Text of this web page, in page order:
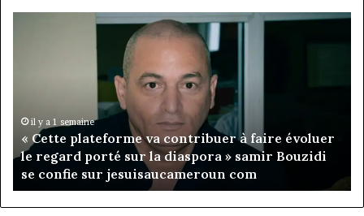
contribuer à faire évoluer
diaspora » samir Bouzidi
com
Fondation
MTN
Cameroun
:
Rose
Leke
prend
la
présidence
du
conseil,
Jean-
il y a 16 heures
Fondation MTN
présidence du conseil,
nommé vice-président